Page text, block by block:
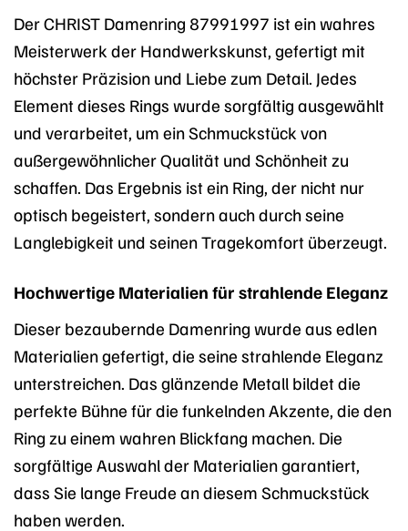
Der CHRIST Damenring 87991997 ist ein wahres
Meisterwerk der Handwerkskunst, gefertigt mit
höchster Präzision und Liebe zum Detail. Jedes
Element dieses Rings wurde sorgfältig ausgewählt
und verarbeitet, um ein Schmuckstück von
außergewöhnlicher Qualität und Schönheit zu
schaffen. Das Ergebnis ist ein Ring, der nicht nur
optisch begeistert, sondern auch durch seine
Langlebigkeit und seinen Tragekomfort überzeugt.
Hochwertige Materialien für strahlende Eleganz
Dieser bezaubernde Damenring wurde aus edlen
Materialien gefertigt, die seine strahlende Eleganz
unterstreichen. Das glänzende Metall bildet die
perfekte Bühne für die funkelnden Akzente, die den
Ring zu einem wahren Blickfang machen. Die
sorgfältige Auswahl der Materialien garantiert,
dass Sie lange Freude an diesem Schmuckstück
haben werden.